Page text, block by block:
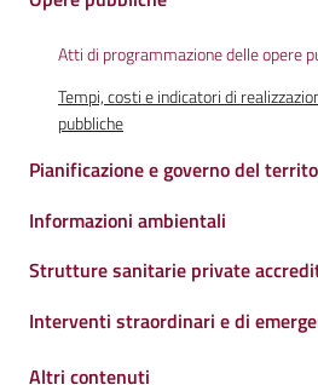
Atti di programmazione delle opere
Tempi, costi e indicatori di
pubbliche
Pianificazione e governo del
Informazioni ambientali
Strutture sanitarie private
Interventi straordinari e di
Altri contenuti